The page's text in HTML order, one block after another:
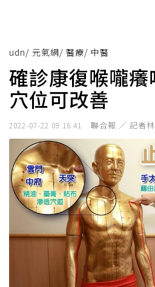
udn/ 元氣網/ 醫療/ 中醫
確診康復喉嚨
穴位可改善
2022-07-22 09:16:41 聯合報 ／ 記者